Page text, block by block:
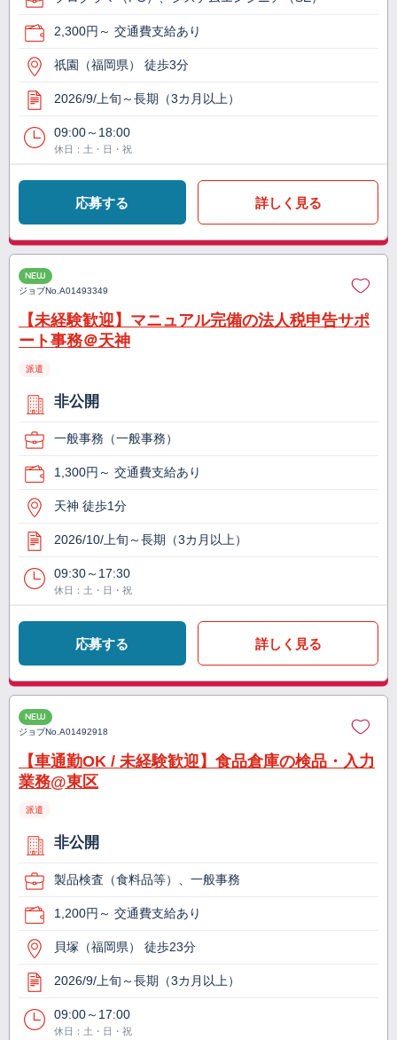
2,300円～ 交通費支給あり
祇園（福岡県） 徒歩3分
2026/9/上旬～長期（3カ月以上）
09:00～18:00
休日：土・日・祝
応募する 詳しく見る
NEW
ジョブNo.A01493349
【未経験歓迎】マニュアル完備の法人税申告サポ
ート事務＠天神
派遣
非公開
一般事務（一般事務）
1,300円～ 交通費支給あり
天神 徒歩1分
2026/10/上旬～長期（3カ月以上）
09:30～17:30
休日：土・日・祝
応募する 詳しく見る
NEW
ジョブNo.A01492918
【車通勤OK / 未経験歓迎】食品倉庫の検品・入力
業務@東区
派遣
非公開
製品検査（食料品等）、一般事務
1,200円～ 交通費支給あり
貝塚（福岡県） 徒歩23分
2026/9/上旬～長期（3カ月以上）
09:00～17:00
休日：土・日・祝